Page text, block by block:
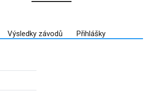
Výsledky závodů Přihlášky